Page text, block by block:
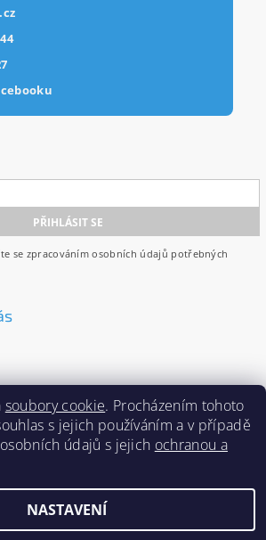
se zpracováním osobních údajů potřebných
cookies
Capi-cap.cz, všechna práva vyhrazena
soubory cookie. Procházením tohoto
s jejich používáním a v případě
údajů s jejich ochranou a
NASTAVENÍ